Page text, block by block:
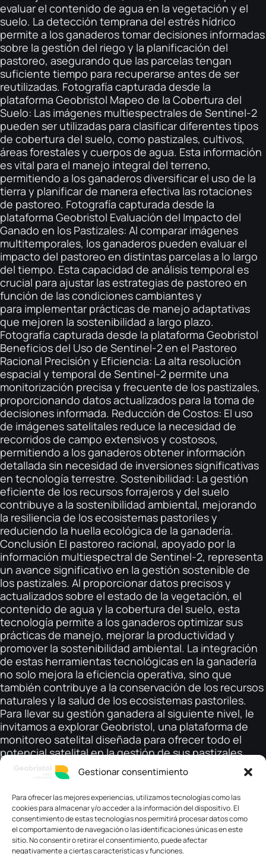
Gestionar consentimiento
Para ofrecer las mejores experiencias, utilizamos tecnologías como las
cookies para almacenar y/o acceder a la información del dispositivo. El
consentimiento de estas tecnologías nos permitirá procesar datos como
el comportamiento de navegación o las identificaciones únicas en este
sitio. No consentir o retirar el consentimiento, puede afectar
negativamente a ciertas características y funciones.
evaluar el contenido de agua en la vegetación y el
suelo. La detección temprana del estrés hídrico
permite a los ganaderos tomar decisiones informadas
sobre la gestión del riego y la planificación del
pastoreo, asegurando que las parcelas tengan
suficiente tiempo para recuperarse antes de ser
reutilizadas. Fotografía capturada desde la
plataforma Geobristol Mapeo de la Cobertura del
Suelo: Las imágenes multiespectrales de Sentinel-2
pueden ser utilizadas para clasificar diferentes tipos
de cobertura del suelo, como pastizales, cultivos,
áreas forestales y cuerpos de agua. Esta información
es vital para el manejo integral del terreno,
permitiendo a los ganaderos diversificar el uso de la
tierra y planificar de manera efectiva las rotaciones
de pastoreo. Fotografía capturada desde la
plataforma Geobristol Evaluación del Impacto del
Ganado en los Pastizales: Al comparar imágenes
multitemporales, los ganaderos pueden evaluar el
impacto del pastoreo en distintas parcelas a lo largo
del tiempo. Esta capacidad de análisis temporal es
crucial para ajustar las estrategias de pastoreo en
función de las condiciones cambiantes y
para implementar prácticas de manejo adaptativas
que mejoren la sostenibilidad a largo plazo.
Fotografía capturada desde la plataforma Geobristol
Beneficios del Uso de Sentinel-2 en el Pastoreo
Racional Precisión y Eficiencia: La alta resolución
espacial y temporal de Sentinel-2 permite una
monitorización precisa y frecuente de los pastizales,
proporcionando datos actualizados para la toma de
decisiones informada. Reducción de Costos: El uso
de imágenes satelitales reduce la necesidad de
recorridos de campo extensivos y costosos,
permitiendo a los ganaderos obtener información
detallada sin necesidad de inversiones significativas
en tecnología terrestre. Sostenibilidad: La gestión
eficiente de los recursos forrajeros y del suelo
contribuye a la sostenibilidad ambiental, mejorando
la resiliencia de los ecosistemas pastoriles y
reduciendo la huella ecológica de la ganadería.
Conclusión El pastoreo racional, apoyado por la
información multiespectral de Sentinel-2, representa
un avance significativo en la gestión sostenible de
los pastizales. Al proporcionar datos precisos y
actualizados sobre el estado de la vegetación, el
contenido de agua y la cobertura del suelo, esta
tecnología permite a los ganaderos optimizar sus
prácticas de manejo, mejorar la productividad y
promover la sostenibilidad ambiental. La integración
de estas herramientas tecnológicas en la ganadería
no solo mejora la eficiencia operativa, sino que
también contribuye a la conservación de los recursos
naturales y la salud de los ecosistemas pastoriles.
Para llevar su gestión ganadera al siguiente nivel, le
invitamos a explorar Geobristol, una plataforma de
monitoreo satelital diseñada para ofrecer todo el
potencial satelital en la gestión de sus pastizales.
Con Geobristol, podrá tomar decisiones informadas y
precisas, asegurando la salud y productividad de sus
tierras a largo plazo. Adopte la innovación y
la sostenibilidad con Geobristol, y descubra cómo la
tecnología puede ser su mejor aliada
en productividad y sostenibilidad. Adopte la
tecnología satelital para un pastoreo racional y